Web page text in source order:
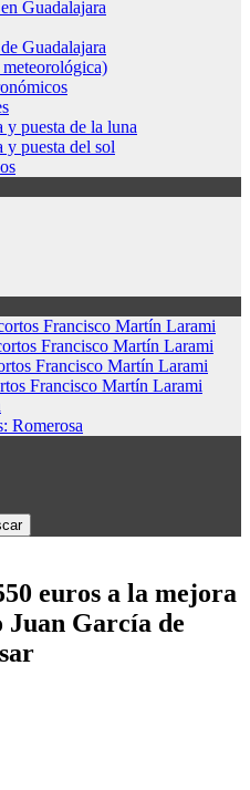
Guadalajara
Guadalajara
y puesta de la luna
y puesta del sol
Francisco Martín Larami
Francisco Martín Larami
Francisco Martín Larami
Francisco Martín Larami
Romerosa
euros a la mejora
García de